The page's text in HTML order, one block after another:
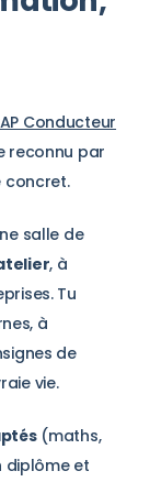
Conducteur
reconnu par
concret.
salle de
, à
Tu
à
de
vie.
(maths,
diplôme et